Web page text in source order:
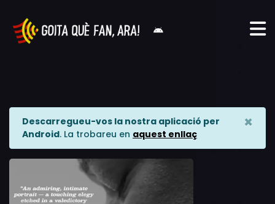
Descarregueu-vos la nostra aplicació per
Android. La trobareu en aquest enllaç
×